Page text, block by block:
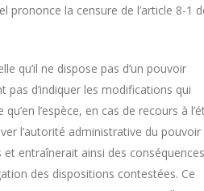
prononce la censure de l’article 8-1
qu’il ne dispose pas d’un pouvoir
pas d’indiquer les modifications qui
l’espèce, en cas de recours à
l’autorité administrative du pouvoir
et entraînerait ainsi des conséquences
des dispositions contestées. Ce